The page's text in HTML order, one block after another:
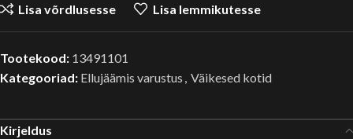
Lisa võrdlusesse Lisa lemmikutesse
Tootekood: 13491101
Kategooriad: Ellujäämis varustus , Väikesed kotid
Kirjeldus